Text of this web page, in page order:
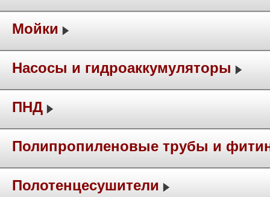
Мойки
Насосы и гидроаккумуляторы
ПНД
Полипропиленовые трубы и
Полотенцесушители